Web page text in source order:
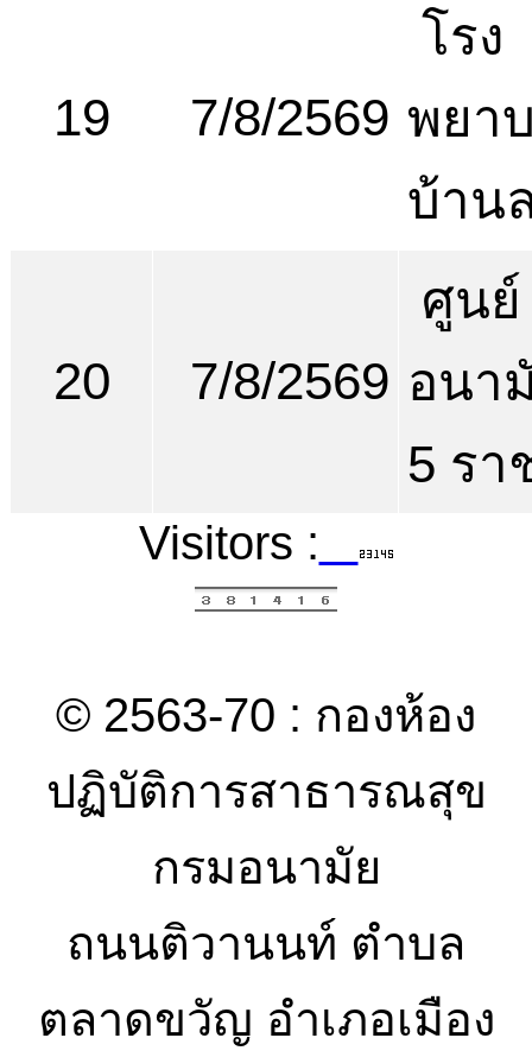
19 7/8/2569
โรง
พยา
บ้าน
20 7/8/2569
ศูนย์
อนา
5 รา
Visitors :
© 2563-70 : กองห้อง
ปฏิบัติการสาธารณสุข
กรมอนามัย
ถนนติวานนท์ ตำบล
ตลาดขวัญ อำเภอเมือง